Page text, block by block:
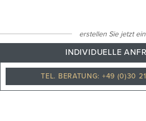
erstellen Sie jetzt
INDIVIDUELLE
TEL. BERATUNG: +49 (0)30
32°C